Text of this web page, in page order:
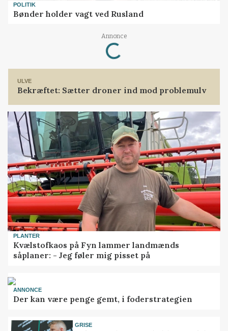
POLITIK
Bønder holder vagt ved Rusland
Annonce
Loading...
ULVE
Bekræftet: Sætter droner ind mod problemulv
PLANTER
Kvælstofkaos på Fyn lammer landmænds
såplaner: - Jeg føler mig pisset på
ANNONCE
Der kan være penge gemt, i foderstrategien
GRISE